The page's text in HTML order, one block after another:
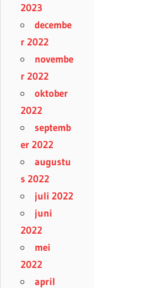
2023
decembe
r 2022
novembe
r 2022
oktober
2022
septemb
er 2022
augustu
s 2022
juli 2022
juni
2022
mei
2022
april